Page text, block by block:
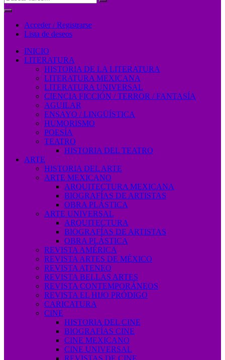
Acceder / Registrarse
Lista de deseos
INICIO
LITERATURA
HISTORIA DE LA LITERATURA
LITERATURA MEXICANA
LITERATURA UNIVERSAL
CIENCIA FICCIÓN / TERROR / FANTASÍA
AGUILAR
ENSAYO / LINGÜÍSTICA
HUMORISMO
POESÍA
TEATRO
HISTORIA DEL TEATRO
ARTE
HISTORIA DEL ARTE
ARTE MEXICANO
ARQUITECTURA MEXICANA
BIOGRAFÍAS DE ARTISTAS
OBRA PLÁSTICA
ARTE UNIVERSAL
ARQUITECTURA
BIOGRAFÍAS DE ARTISTAS
OBRA PLÁSTICA
REVISTA AMÉRICA
REVISTA ARTES DE MÉXICO
REVISTA ATENEO
REVISTA BELLAS ARTES
REVISTA CONTEMPORÁNEOS
REVISTA EL HIJO PRÓDIGO
CARICATURA
CINE
HISTORIA DEL CINE
BIOGRAFÍAS CINE
CINE MEXICANO
CINE UNIVERSAL
REVISTAS DE CINE